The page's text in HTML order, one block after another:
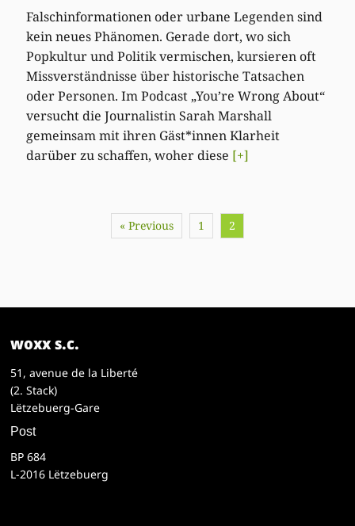
Falschinformationen oder urbane Legenden sind
kein neues Phänomen. Gerade dort, wo sich
Popkultur und Politik vermischen, kursieren oft
Missverständnisse über historische Tatsachen
oder Personen. Im Podcast „You’re Wrong About“
versucht die Journalistin Sarah Marshall
gemeinsam mit ihren Gäst*innen Klarheit
darüber zu schaffen, woher diese [+]
« Previous 1 2
woxx s.c.
51, avenue de la Liberté
(2. Stack)
Lëtzebuerg-Gare
Post
BP 684
L-2016 Lëtzebuerg